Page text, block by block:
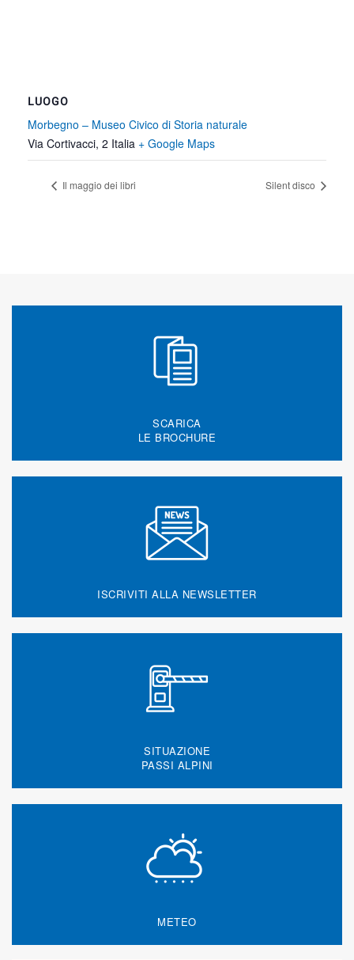
LUOGO
Morbegno – Museo Civico di Storia naturale
Via Cortivacci, 2 Italia + Google Maps
Il maggio dei libri Silent disco
SCARICA
LE BROCHURE
ISCRIVITI ALLA NEWSLETTER
SITUAZIONE
PASSI ALPINI
METEO